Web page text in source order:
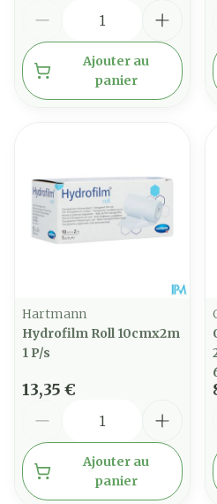
Ajouter au
panier
Hartmann
Hydrofilm Roll 10cmx2m
1 P/s
13,35 €
Ajouter au
panier